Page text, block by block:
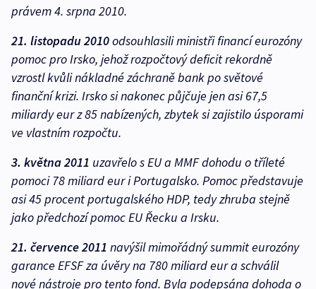
právem 4. srpna 2010.
21. listopadu 2010odsouhlasili ministři financí eurozóny
pomoc pro Irsko, jehož rozpočtový deficit rekordně
vzrostl kvůli nákladné záchraně bank po světové
finanční krizi. Irsko si nakonec půjčuje jen asi 67,5
miliardy eur z 85 nabízených, zbytek si zajistilo úsporami
ve vlastním rozpočtu.
3. května 2011 uzavřelo s EU a MMF dohodu o tříleté
pomoci 78 miliard eur i Portugalsko. Pomoc představuje
asi 45 procent portugalského HDP, tedy zhruba stejně
jako předchozí pomoc EU Řecku a Irsku.
21. července 2011 navýšil mimořádný summit eurozóny
garance EFSF za úvěry na 780 miliard eur a schválil
nové nástroje pro tento fond. Byla podepsána dohoda o